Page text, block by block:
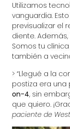
Utilizamos
vanguardia.
previsualizar el
diente.
Somos tu
también a
> “Llegué a la
postiza era una
on-4, sin
que quiero.
paciente de